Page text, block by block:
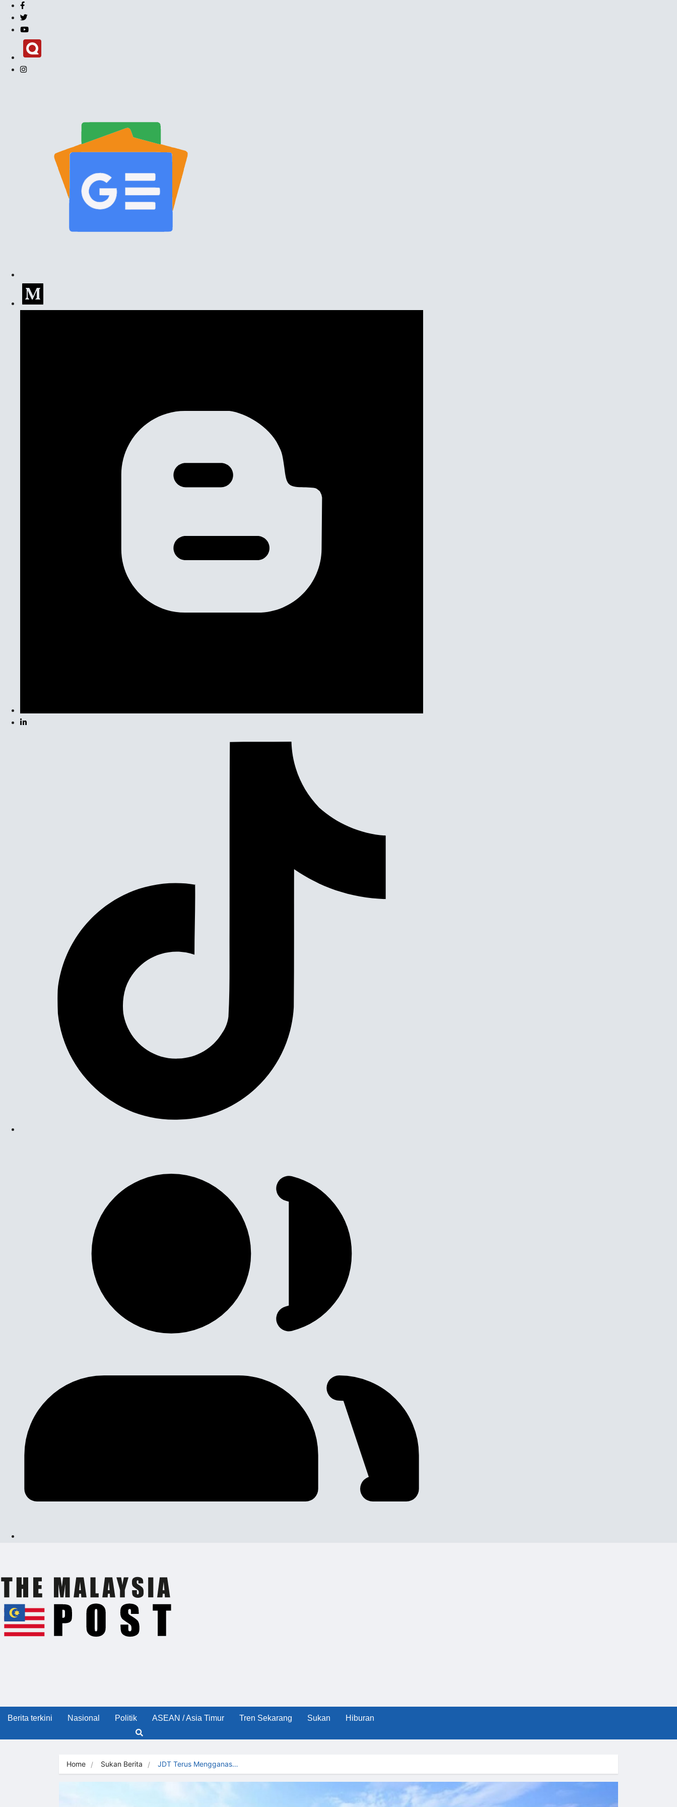
Berita terkini Nasional Politik ASEAN / Asia Timur Tren Sekarang Sukan Hiburan
Home Sukan Berita JDT Terus Mengganas…